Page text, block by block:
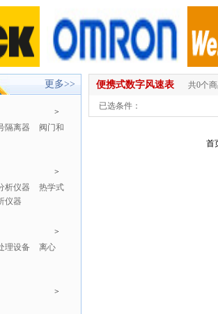
更多>>
>
隔离器
阀门和
>
析仪器
热学式
仪器
>
理设备
离心
>
便携式数字风速表 共0个
已选条件：
首